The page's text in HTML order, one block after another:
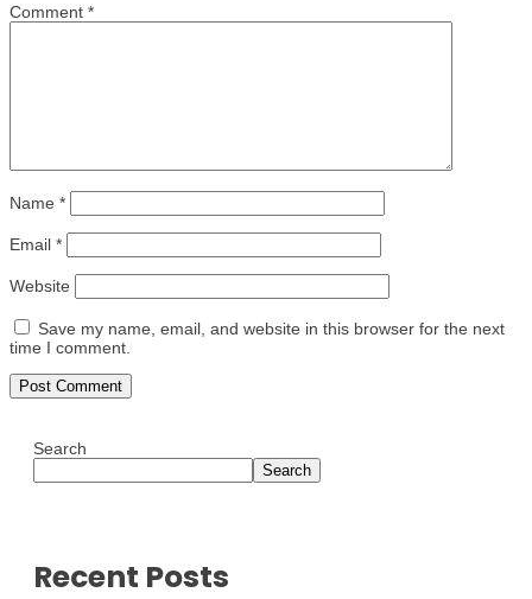
Comment *
Name *
Email *
Website
Save my name, email, and website in this browser for the next
time I comment.
Search
Search
Recent Posts